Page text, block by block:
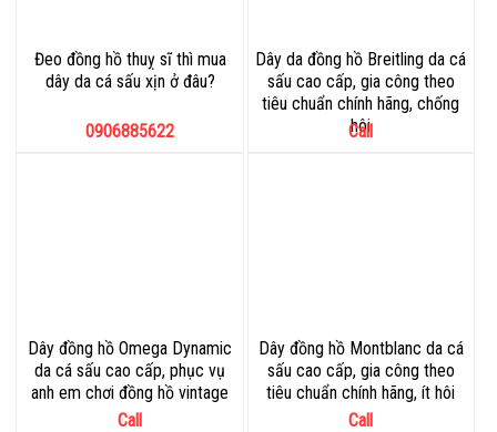
Đeo đồng hồ thuỵ sĩ thì mua
dây da cá sấu xịn ở đâu?
0906885622
Dây da đồng hồ Breitling da cá
sấu cao cấp, gia công theo
tiêu chuẩn chính hãng, chống
hôi
Call
Dây đồng hồ Omega Dynamic
da cá sấu cao cấp, phục vụ
anh em chơi đồng hồ vintage
Call
Dây đồng hồ Montblanc da cá
sấu cao cấp, gia công theo
tiêu chuẩn chính hãng, ít hôi
Call